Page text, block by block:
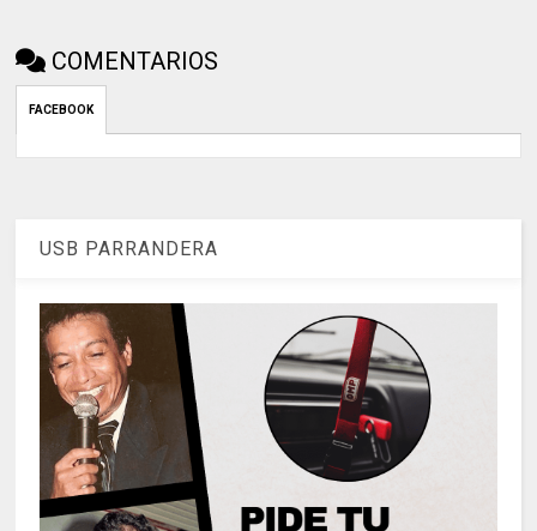
COMENTARIOS
FACEBOOK
USB PARRANDERA